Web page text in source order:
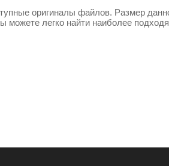
оригиналы файлов. Размер
можете легко найти наиболее